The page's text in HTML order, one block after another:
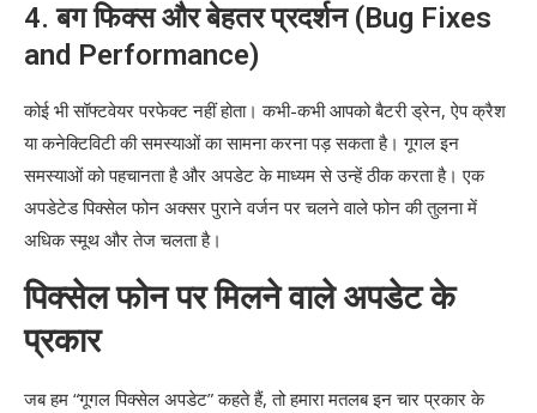
4. बग फिक्स और बेहतर प्रदर्शन (Bug Fixes
and Performance)
कोई भी सॉफ्टवेयर परफेक्ट नहीं होता। कभी-कभी आपको बैटरी ड्रेन, ऐप क्रैश
या कनेक्टिविटी की समस्याओं का सामना करना पड़ सकता है। गूगल इन
समस्याओं को पहचानता है और अपडेट के माध्यम से उन्हें ठीक करता है। एक
अपडेटेड पिक्सेल फोन अक्सर पुराने वर्जन पर चलने वाले फोन की तुलना में
अधिक स्मूथ और तेज चलता है।
पिक्सेल फोन पर मिलने वाले अपडेट के
प्रकार
जब हम “गूगल पिक्सेल अपडेट” कहते हैं, तो हमारा मतलब इन चार प्रकार के